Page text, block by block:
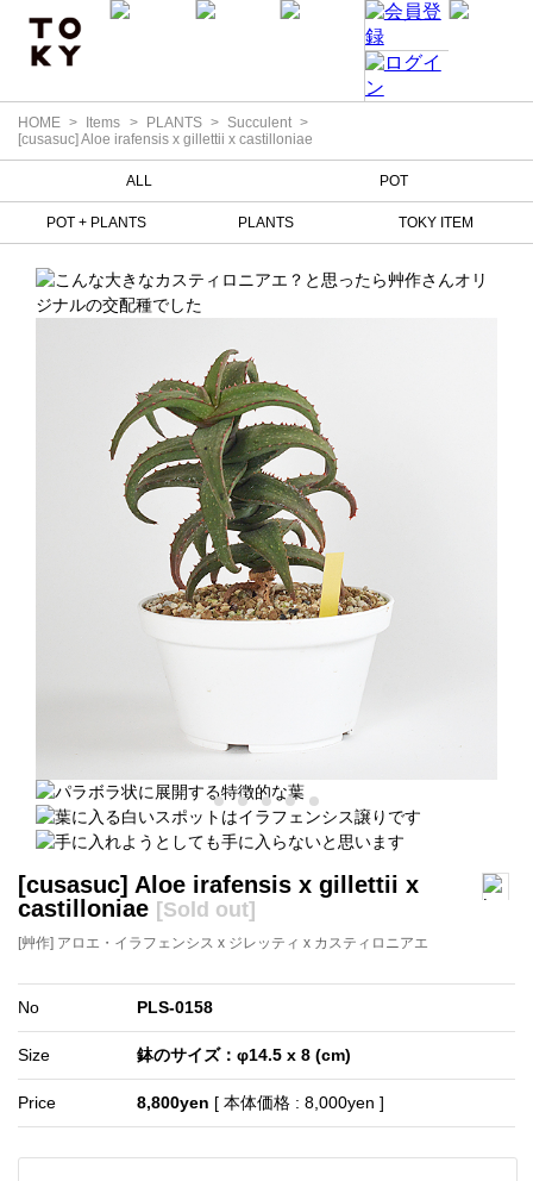
HOME Items PLANTS
Succulent
[cusasuc] Aloe irafensis x gillettii x castilloniae
ALL POT
POT + PLANTS PLANTS TOKY ITEM
[cusasuc] Aloe irafensis x gillettii x
castilloniae [Sold out]
[艸作] アロエ・イラフェンシス x ジレッティ x カスティロニアエ
No PLS-0158
Size 鉢のサイズ：φ14.5 x 8 (cm)
Price 8,800yen [ 本体価格 : 8,000yen ]